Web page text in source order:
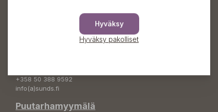
+358 50 388 9592
info(a)sunds.fi
Puutarhamyymälä
Hyväksy
Hyväksy pakolliset